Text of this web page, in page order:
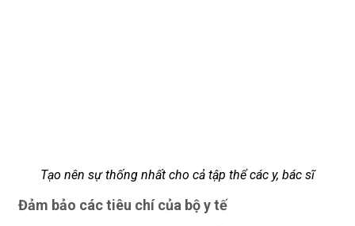
Tạo nên sự thống nhất cho cả tập thể các y, bác sĩ
Đảm bảo các tiêu chí của bộ y tế